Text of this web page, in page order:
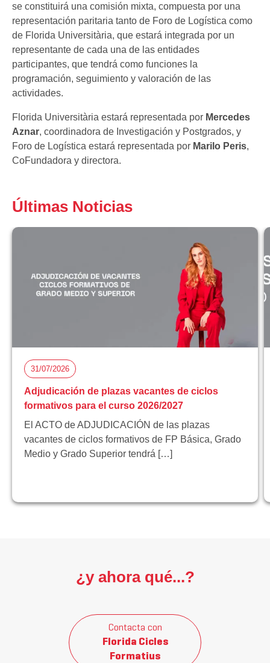
se constituirá una comisión mixta, compuesta por una
representación paritaria tanto de Foro de Logística como
de Florida Universitària, que estará integrada por un
representante de cada una de las entidades
participantes, que tendrá como funciones la
programación, seguimiento y valoración de las
actividades.
Florida Universitària estará representada por Mercedes
Aznar, coordinadora de Investigación y Postgrados, y
Foro de Logística estará representada por Marilo Peris,
CoFundadora y directora.
Últimas Noticias
31/07/2026
Adjudicación de plazas vacantes de ciclos
formativos para el curso 2026/2027
El ACTO de ADJUDICACIÓN de las plazas
vacantes de ciclos formativos de FP Básica, Grado
Medio y Grado Superior tendrá […]
¿y ahora qué...?
Contacta con
Florida Cicles
Formatius